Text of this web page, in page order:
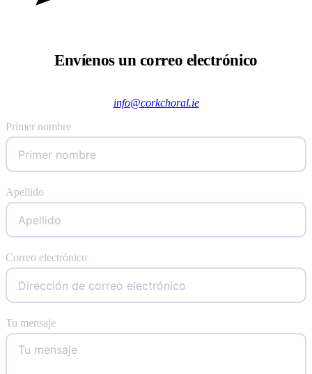
Envíenos un correo electrónico
info@corkchoral.ie
Primer nombre
Apellido
Correo electrónico
Tu mensaje